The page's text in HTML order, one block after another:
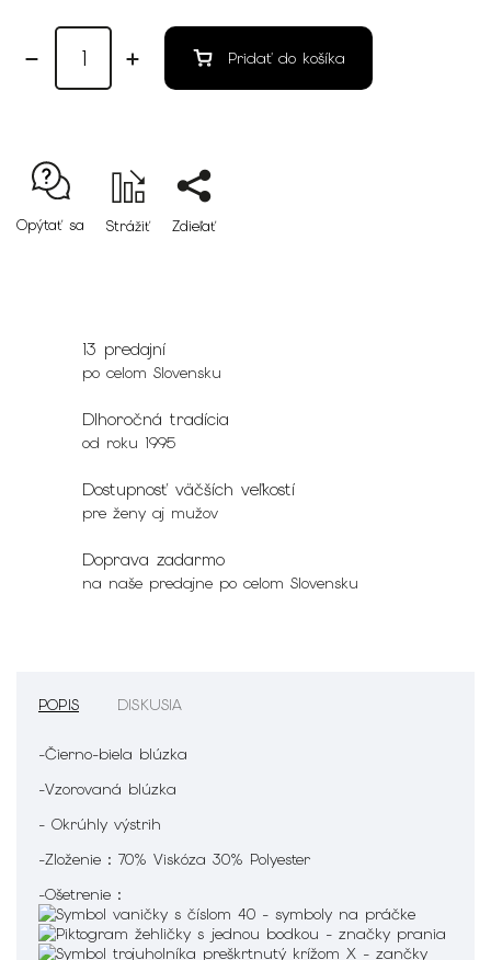
Pridať do košíka
Opýtať sa Strážiť Zdieľať
13 predajní
po celom Slovensku
Dlhoročná tradícia
od roku 1995
Dostupnosť väčších veľkostí
pre ženy aj mužov
Doprava zadarmo
na naše predajne po celom Slovensku
POPIS DISKUSIA
-Čierno-biela blúzka
-Vzorovaná blúzka
- Okrúhly výstrih
-Zloženie : 70% Viskóza 30% Polyester
-Ošetrenie :